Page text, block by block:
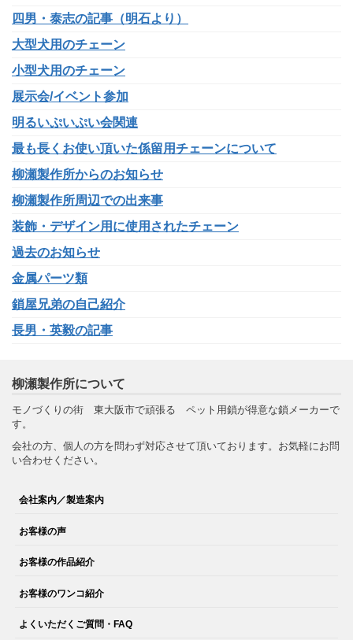
四男・泰志の記事（明石より）
大型犬用のチェーン
小型犬用のチェーン
展示会/イベント参加
明るいぷいぷい会関連
最も長くお使い頂いた係留用チェーンについて
柳瀬製作所からのお知らせ
柳瀬製作所周辺での出来事
装飾・デザイン用に使用されたチェーン
過去のお知らせ
金属パーツ類
鎖屋兄弟の自己紹介
長男・英毅の記事
柳瀬製作所について
モノづくりの街 東大阪市で頑張る ペット用鎖が得意な鎖メーカーで
す。
会社の方、個人の方を問わず対応させて頂いております。お気軽にお問
い合わせください。
会社案内／製造案内
お客様の声
お客様の作品紹介
お客様のワンコ紹介
よくいただくご質問・FAQ